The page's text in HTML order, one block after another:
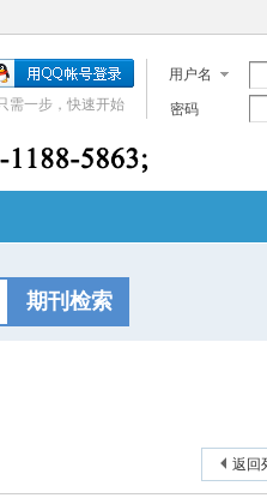
用户名
密码
需一步，快速开始
期刊检索
返回